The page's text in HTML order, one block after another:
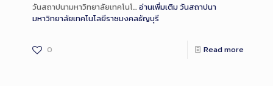
วันสถาปนามหาวิทยาลัยเทคโนโ… อ่านเพิ่มเติมวันสถาปนา
มหาวิทยาลัยเทคโนโลยีราชมงคลธัญบุรี
0 Read more